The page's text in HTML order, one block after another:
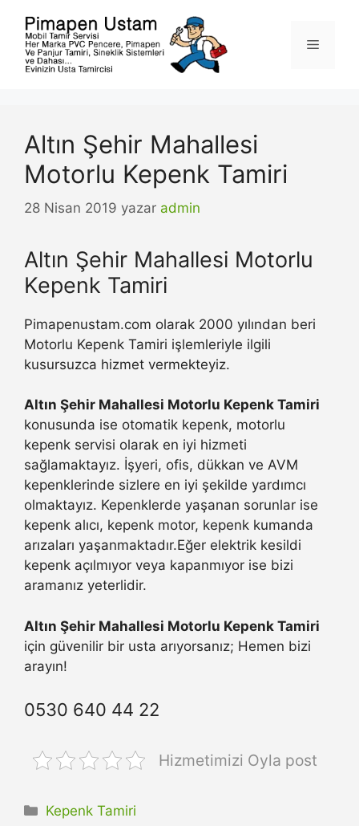
Menü
Altın Şehir Mahallesi
Motorlu Kepenk Tamiri
28 Nisan 2019 yazar admin
Altın Şehir Mahallesi Motorlu
Kepenk Tamiri
Pimapenustam.com olarak 2000 yılından beri
Motorlu Kepenk Tamiri işlemleriyle ilgili
kusursuzca hizmet vermekteyiz.
Altın Şehir Mahallesi Motorlu Kepenk Tamiri
konusunda ise otomatik kepenk, motorlu
kepenk servisi olarak en iyi hizmeti
sağlamaktayız. İşyeri, ofis, dükkan ve AVM
kepenklerinde sizlere en iyi şekilde yardımcı
olmaktayız. Kepenklerde yaşanan sorunlar ise
kepenk alıcı, kepenk motor, kepenk kumanda
arızaları yaşanmaktadır.Eğer elektrik kesildi
kepenk açılmıyor veya kapanmıyor ise bizi
aramanız yeterlidir.
Altın Şehir Mahallesi Motorlu Kepenk Tamiri
için güvenilir bir usta arıyorsanız; Hemen bizi
arayın!
0530 640 44 22
Hizmetimizi Oyla post
Kategoriler
Kepenk Tamiri